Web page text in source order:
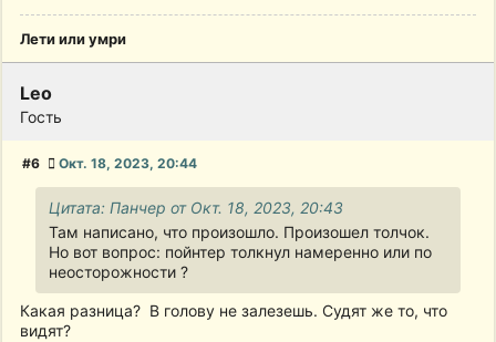
Лети или умри
Leo
Гость
#6 Окт. 18, 2023, 20:44
Цитата: Панчер от Окт. 18, 2023, 20:43
Там написано, что произошло. Произошел толчок.
Но вот вопрос: пойнтер толкнул намеренно или по
неосторожности ?
Какая разница? В голову не залезешь. Судят же то, что
видят?